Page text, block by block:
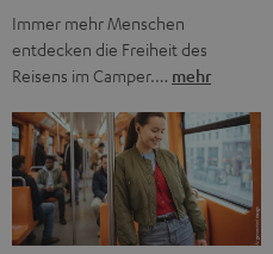
Immer mehr Menschen
entdecken die Freiheit des
Reisens im Camper.… mehr